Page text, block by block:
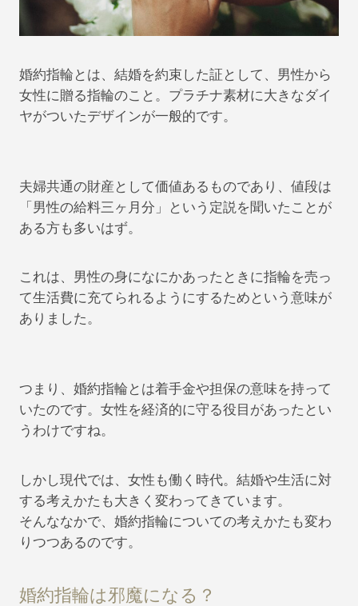
婚約指輪とは、結婚を約束した証として、男性から
女性に贈る指輪のこと。プラチナ素材に大きなダイ
ヤがついたデザインが一般的です。
夫婦共通の財産として価値あるものであり、値段は
「男性の給料三ヶ月分」という定説を聞いたことが
ある方も多いはず。
これは、男性の身になにかあったときに指輪を売っ
て生活費に充てられるようにするためという意味が
ありました。
つまり、婚約指輪とは着手金や担保の意味を持って
いたのです。女性を経済的に守る役目があったとい
うわけですね。
しかし現代では、女性も働く時代。結婚や生活に対
する考えかたも大きく変わってきています。
そんななかで、婚約指輪についての考えかたも変わ
りつつあるのです。
婚約指輪は邪魔になる？